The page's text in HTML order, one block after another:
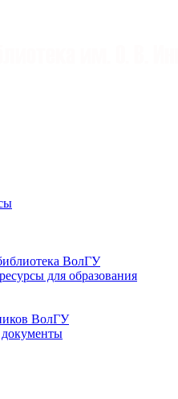
ВолГУ
для образования
ВолГУ